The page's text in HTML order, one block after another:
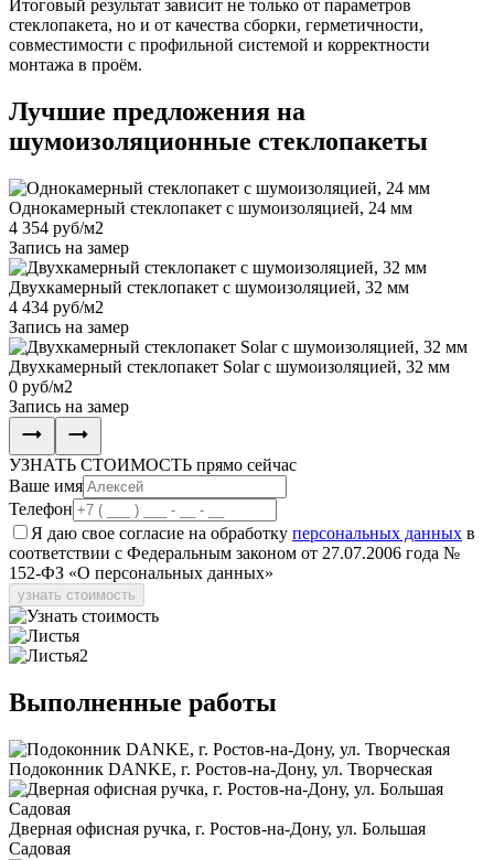
Итоговый результат зависит не только от параметров
стеклопакета, но и от качества сборки, герметичности,
совместимости с профильной системой и корректности
монтажа в проём.
Лучшие предложения на
шумоизоляционные стеклопакеты
Однокамерный стеклопакет с шумоизоляцией, 24 мм
4 354 руб/м2
Запись на замер
Двухкамерный стеклопакет с шумоизоляцией, 32 мм
4 434 руб/м2
Запись на замер
Двухкамерный стеклопакет Solar с шумоизоляцией, 32 мм
0 руб/м2
Запись на замер
УЗНАТЬ СТОИМОСТЬ прямо сейчас
Ваше имя
Телефон
Я даю свое согласие на обработку персональных данных в
соответствии с Федеральным законом от 27.07.2006 года №
152-ФЗ «О персональных данных»
узнать стоимость
Выполненные работы
Подоконник DANKE, г. Ростов-на-Дону, ул. Творческая
Дверная офисная ручка, г. Ростов-на-Дону, ул. Большая
Садовая